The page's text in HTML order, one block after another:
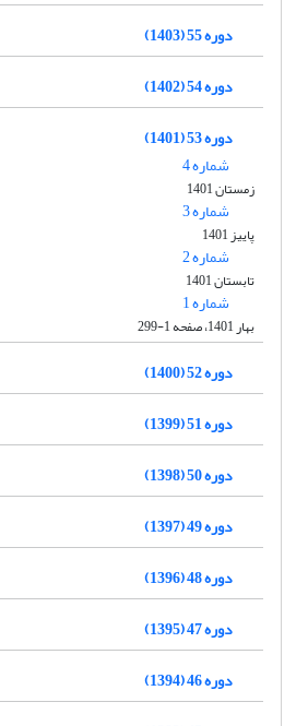
دوره 55 (1403)
دوره 54 (1402)
دوره 53 (1401)
شماره 4
زمستان 1401
شماره 3
پاییز 1401
شماره 2
تابستان 1401
شماره 1
بهار 1401، صفحه 1-299
دوره 52 (1400)
دوره 51 (1399)
دوره 50 (1398)
دوره 49 (1397)
دوره 48 (1396)
دوره 47 (1395)
دوره 46 (1394)